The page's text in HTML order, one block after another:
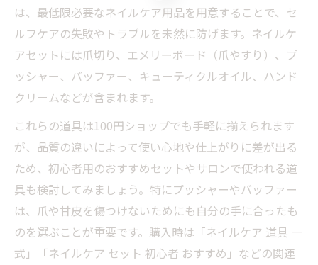
は、最低限必要なネイルケア用品を用意することで、セ
ルフケアの失敗やトラブルを未然に防げます。ネイルケ
アセットには爪切り、エメリーボード（爪やすり）、プ
ッシャー、バッファー、キューティクルオイル、ハンド
クリームなどが含まれます。
これらの道具は100円ショップでも手軽に揃えられます
が、品質の違いによって使い心地や仕上がりに差が出る
ため、初心者用のおすすめセットやサロンで使われる道
具も検討してみましょう。特にプッシャーやバッファー
は、爪や甘皮を傷つけないためにも自分の手に合ったも
のを選ぶことが重要です。購入時は「ネイルケア 道具 一
式」「ネイルケア セット 初心者 おすすめ」などの関連